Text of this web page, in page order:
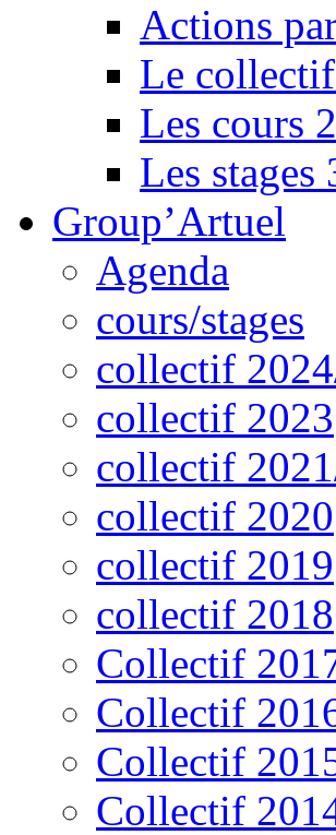
Actions
Le collectif
Les cours
Les stages
Group’Artuel
Agenda
cours/stages
collectif
collectif 2023
collectif
collectif 2020
collectif 2019
collectif 2018
Collectif
Collectif
Collectif
Collectif